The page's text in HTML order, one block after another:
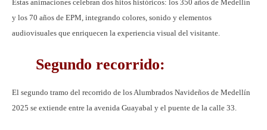
Estas animaciones celebran dos hitos históricos: los 350 años de Medellín
y los 70 años de EPM, integrando colores, sonido y elementos
audiovisuales que enriquecen la experiencia visual del visitante.
Segundo recorrido:
El segundo tramo del recorrido de los Alumbrados Navideños de Medellín
2025 se extiende entre la avenida Guayabal y el puente de la calle 33.